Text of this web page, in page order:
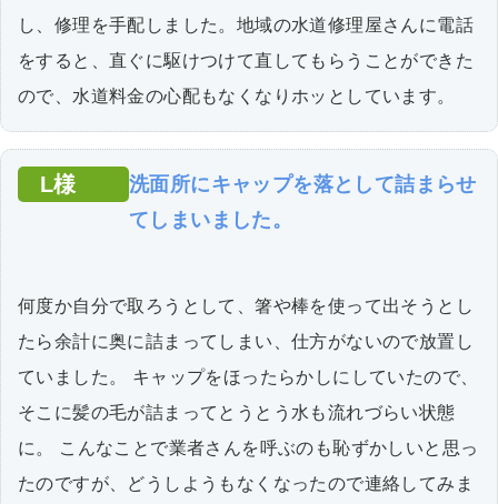
し、修理を手配しました。地域の水道修理屋さんに電話
をすると、直ぐに駆けつけて直してもらうことができた
ので、水道料金の心配もなくなりホッとしています。
洗面所にキャップを落として詰まらせ
てしまいました。
L様
何度か自分で取ろうとして、箸や棒を使って出そうとし
たら余計に奥に詰まってしまい、仕方がないので放置し
ていました。 キャップをほったらかしにしていたので、
そこに髪の毛が詰まってとうとう水も流れづらい状態
に。 こんなことで業者さんを呼ぶのも恥ずかしいと思っ
たのですが、どうしようもなくなったので連絡してみま